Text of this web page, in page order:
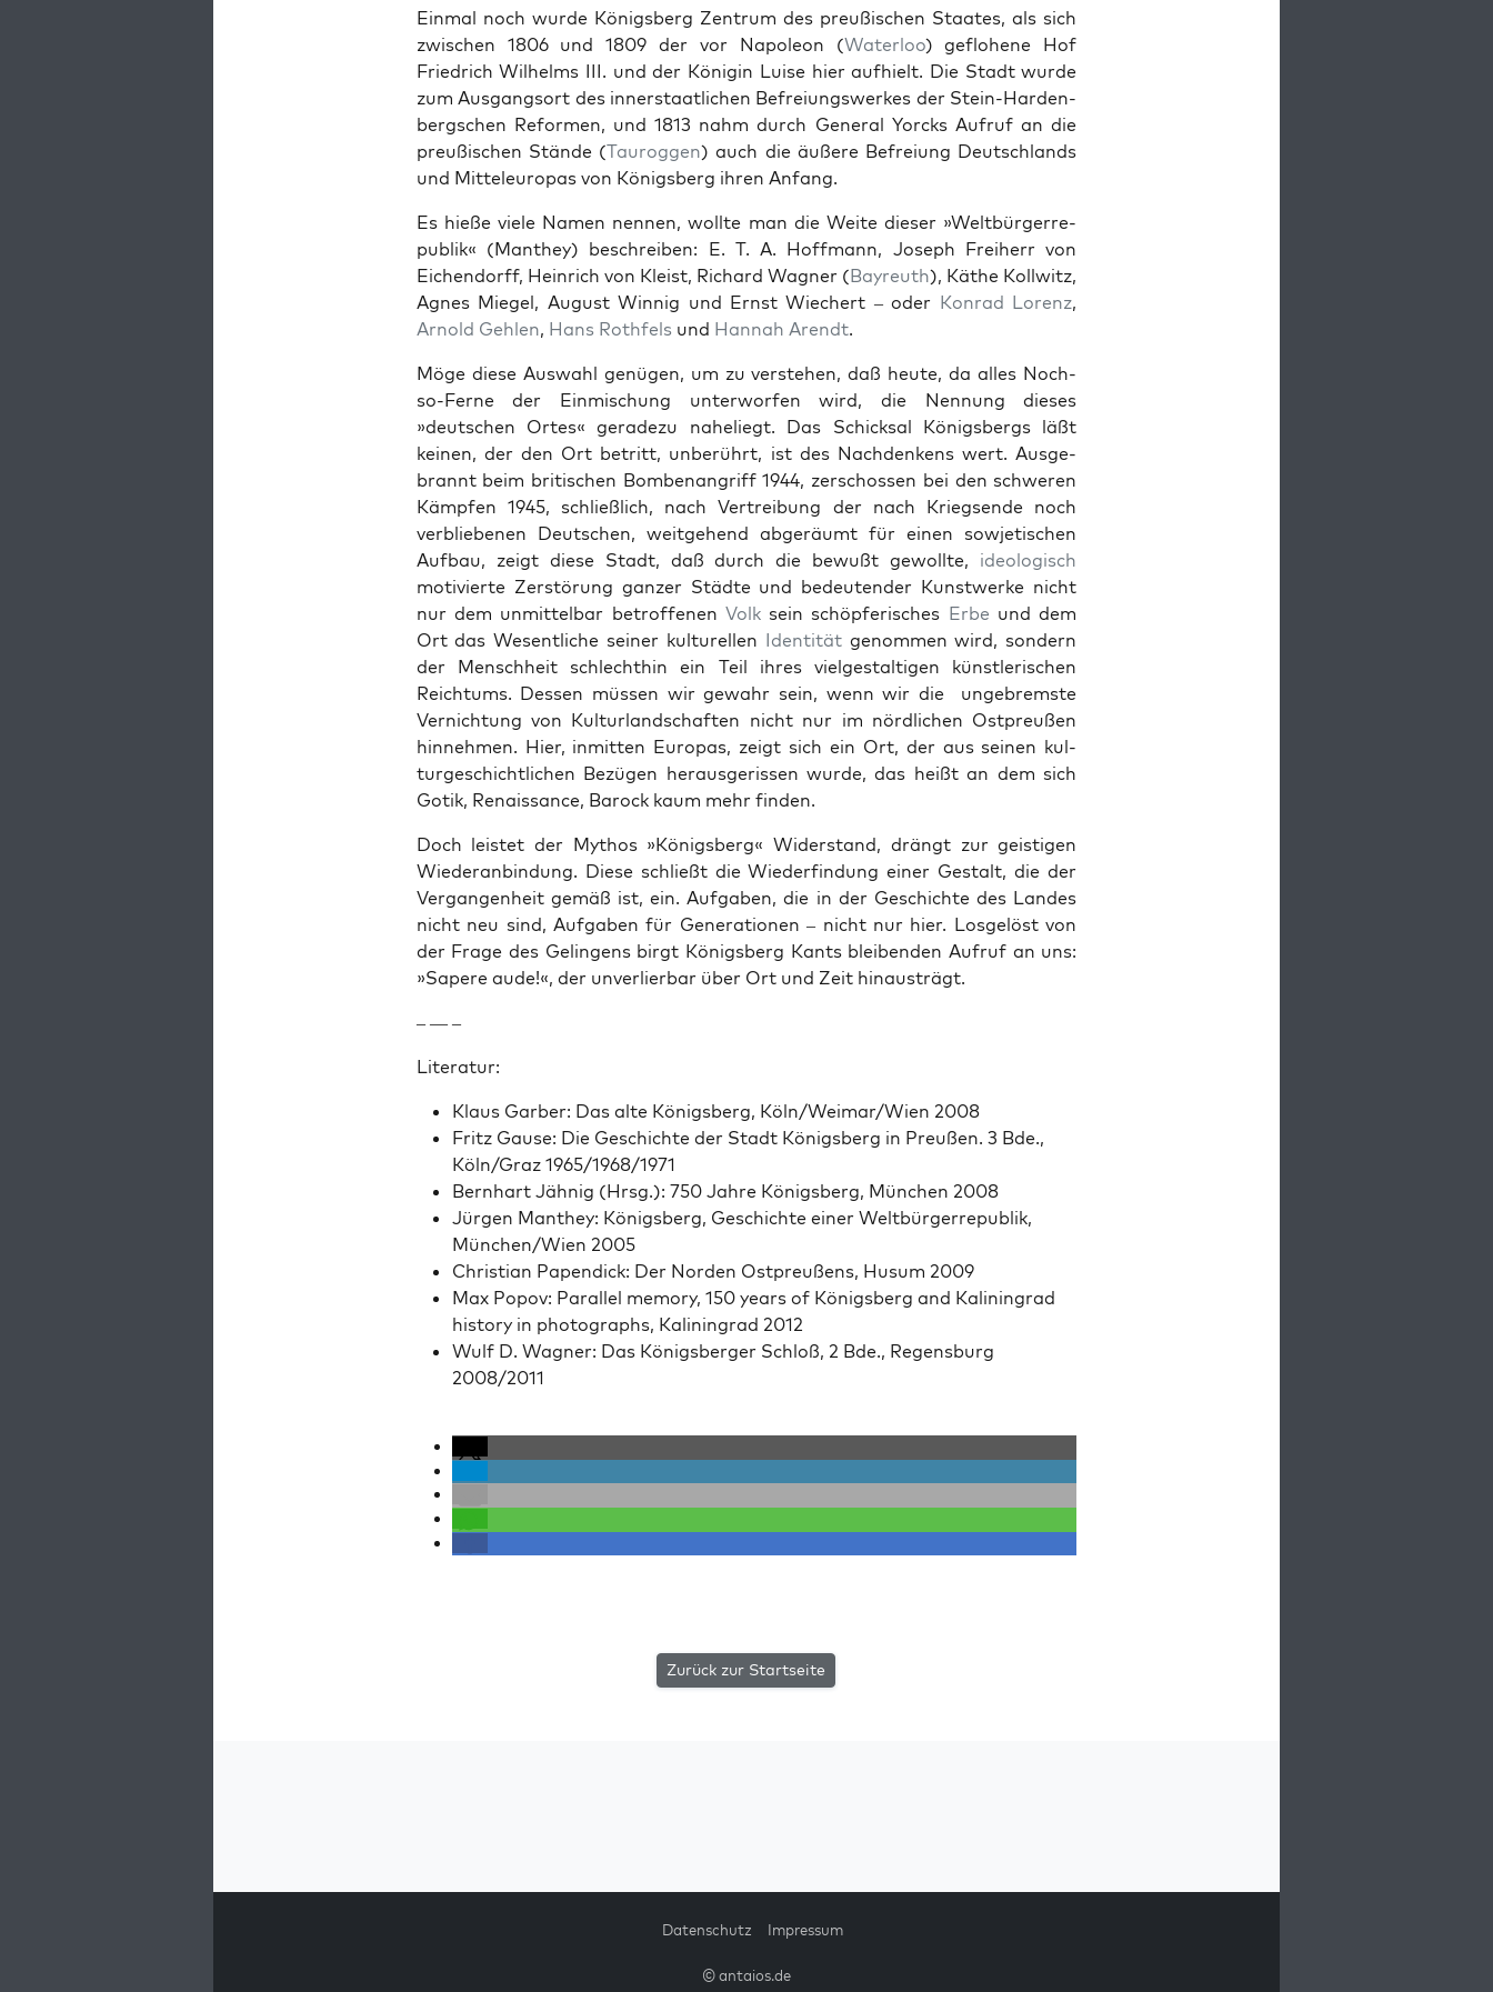
Ein­mal noch wurde Königs­berg Zen­trum des preußis­chen Staates, als sich
zwis­chen 1806 und 1809 der vor Napoleon (Water­loo) geflo­hene Hof
Friedrich Wil­helms III. und der Köni­gin Luise hier aufhielt. Die Stadt wurde
zum Aus­gang­sort des inner­staatlichen Befreiungswerkes der Stein-Hard­en­
bergschen Refor­men, und 1813 nahm durch Gen­er­al Yor­cks Aufruf an die
preußis­chen Stände (Tau­roggen) auch die äußere Befreiung Deutsch­lands
und Mit­teleu­ropas von Königs­berg ihren Anfang.
Es hieße viele Namen nen­nen, wollte man die Weite dieser »Welt­bürg­er­re­
pub­lik« (Man­they) beschreiben: E. T. A. Hoff­mann, Joseph Frei­herr von
Eichen­dorff, Hein­rich von Kleist, Richard Wag­n­er (Bayreuth), Käthe Koll­witz,
Agnes Miegel, August Win­nig und Ernst Wiechert – oder Kon­rad Lorenz,
Arnold Gehlen, Hans Roth­fels und Han­nah Arendt.
Möge diese Auswahl genü­gen, um zu ver­ste­hen, daß heute, da alles Noch-
so-Ferne der Ein­mis­chung unter­wor­fen wird, die Nen­nung dieses
»deutschen Ortes« ger­adezu nahe­liegt. Das Schick­sal Königs­bergs läßt
keinen, der den Ort betritt, unberührt, ist des Nach­denkens wert. Aus­ge­
bran­nt beim britis­chen Bombe­nan­griff 1944, zer­schossen bei den schw­eren
Kämpfen 1945, schließlich, nach Vertrei­bung der nach Kriegsende noch
verbliebe­nen Deutschen, weit­ge­hend abgeräumt für einen sow­jetis­chen
Auf­bau, zeigt diese Stadt, daß durch die bewußt gewollte, ide­ol­o­gisch
motivierte Zer­störung ganz­er Städte und bedeu­ten­der Kunst­werke nicht
nur dem unmit­tel­bar betrof­fe­nen Volksein schöpferisches Erbe und dem
Ort das Wesentliche sein­er kul­turellen Iden­titätgenom­men wird, son­dern
der Men­schheit schlechthin ein Teil ihres vielgestalti­gen kün­st­lerischen
Reich­tums. Dessen müssen wir gewahr sein, wenn wir die unge­brem­ste
Ver­nich­tung von Kul­tur­land­schaften nicht nur im nördlichen Ost­preußen
hin­nehmen. Hier, inmit­ten Europas, zeigt sich ein Ort, der aus seinen kul­
turgeschichtlichen Bezü­gen her­aus­geris­sen wurde, das heißt an dem sich
Gotik, Renais­sance, Barock kaum mehr find­en.
Doch leis­tet der Mythos »Königs­berg« Wider­stand, drängt zur geisti­gen
Wieder­an­bindung. Diese schließt die Wiederfind­ung ein­er Gestalt, die der
Ver­gan­gen­heit gemäß ist, ein. Auf­gaben, die in der Geschichte des Lan­des
nicht neu sind, Auf­gaben für Gen­er­a­tio­nen – nicht nur hier. Los­gelöst von
der Frage des Gelin­gens birgt Königs­berg Kants bleiben­den Aufruf an uns:
»Sapere aude!«, der unver­lier­bar über Ort und Zeit hin­aus­trägt.
– — –
Lit­er­atur:
Klaus Gar­ber: Das alte Königs­berg, Köln/Weimar/Wien 2008
Fritz Gause: Die Geschichte der Stadt Königs­berg in Preußen. 3 Bde.,
Köln/Graz 1965/1968/1971
Bern­hart Jäh­nig (Hrsg.): 750 Jahre Königs­berg, München 2008
Jür­gen Man­they: Königs­berg, Geschichte ein­er Welt­bürg­er­re­pub­lik,
München/Wien 2005
Chris­t­ian Papen­dick: Der Nor­den Ost­preußens, Husum 2009
Max Popov: Par­al­lel mem­o­ry, 150 years of Königs­berg and Kalin­ingrad
his­to­ry in pho­tographs, Kalin­ingrad 2012
Wulf D. Wag­n­er: Das Königs­berg­er Schloß, 2 Bde., Regens­burg
2008/2011
Zurück zur Startseite
Datenschutz Impressum
© antaios.de